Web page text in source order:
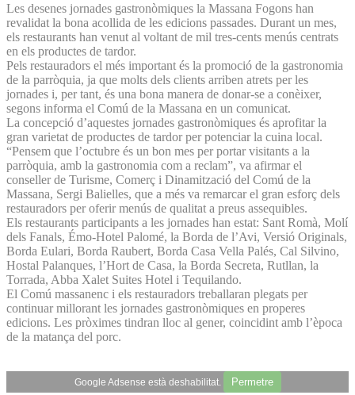
Les desenes jornades gastronòmiques la Massana Fogons han
revalidat la bona acollida de les edicions passades. Durant un mes,
els restaurants han venut al voltant de mil tres-cents menús centrats
en els productes de tardor.
Pels restauradors el més important és la promoció de la gastronomia
de la parròquia, ja que molts dels clients arriben atrets per les
jornades i, per tant, és una bona manera de donar-se a conèixer,
segons informa el Comú de la Massana en un comunicat.
La concepció d’aquestes jornades gastronòmiques és aprofitar la
gran varietat de productes de tardor per potenciar la cuina local.
“Pensem que l’octubre és un bon mes per portar visitants a la
parròquia, amb la gastronomia com a reclam”, va afirmar el
conseller de Turisme, Comerç i Dinamització del Comú de la
Massana, Sergi Balielles, que a més va remarcar el gran esforç dels
restauradors per oferir menús de qualitat a preus assequibles.
Els restaurants participants a les jornades han estat: Sant Romà, Molí
dels Fanals, Émo-Hotel Palomé, la Borda de l’Avi, Versió Originals,
Borda Eulari, Borda Raubert, Borda Casa Vella Palés, Cal Silvino,
Hostal Palanques, l’Hort de Casa, la Borda Secreta, Rutllan, la
Torrada, Abba Xalet Suites Hotel i Tequilando.
El Comú massanenc i els restauradors treballaran plegats per
continuar millorant les jornades gastronòmiques en properes
edicions. Les pròximes tindran lloc al gener, coincidint amb l’època
de la matança del porc.
Google Adsense està deshabilitat. Permetre